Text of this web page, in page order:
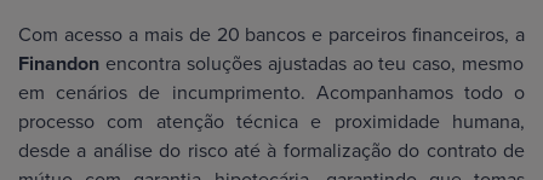
Com acesso a mais de 20 bancos e parceiros financeiros, a
Finandon encontra soluções ajustadas ao teu caso, mesmo
em cenários de incumprimento. Acompanhamos todo o
processo com atenção técnica e proximidade humana,
desde a análise do risco até à formalização do contrato de